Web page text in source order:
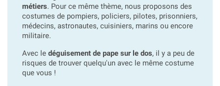
métiers. Pour ce même thème, nous proposons des
costumes de pompiers, policiers, pilotes, prisonniers,
médecins, astronautes, cuisiniers, marins ou encore
militaire.
Avec le déguisement de pape sur le dos, il y a peu de
risques de trouver quelqu'un avec le même costume
que vous !